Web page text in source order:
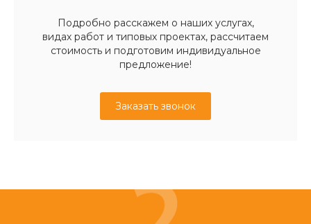
Подробно расскажем о наших услугах,
видах работ и типовых проектах, рассчитаем
стоимость и подготовим индивидуальное
предложение!
Заказать звонок